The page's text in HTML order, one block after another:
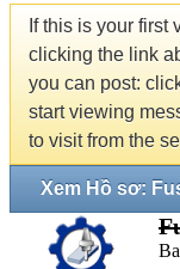
If this is your first
clicking the link
you can post:
start viewing
to visit from the
Xem Hồ sơ: